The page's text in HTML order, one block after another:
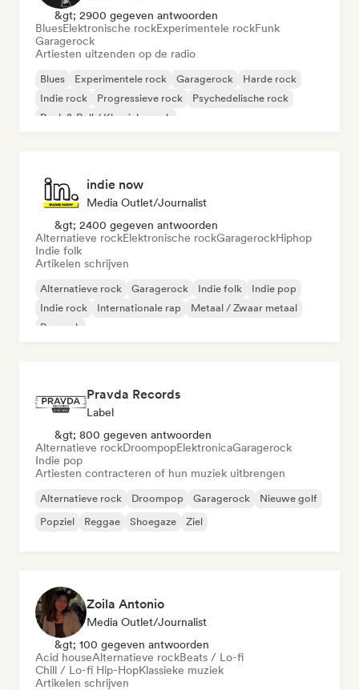
&gt; 2900 gegeven antwoorden
BluesElektronische rockExperimentele rockFunk
Garagerock
Artiesten uitzenden op de radio
Blues Experimentele rock Garagerock
Harde rock
Indie rock
Progressieve rock
Psychedelische rock
Rock & Roll / Klassieke rock
indie now
Media Outlet/Journalist
&gt; 2400 gegeven antwoorden
Alternatieve rockElektronische rockGaragerockHiphop
Indie folk
Artikelen schrijven
Alternatieve rock Garagerock Indie folk
Indie pop
Indie rock
Internationale rap
Metaal / Zwaar metaal
Poprock
Pravda Records
Label
&gt; 800 gegeven antwoorden
Alternatieve rockDroompopElektronicaGaragerock
Indie pop
Artiesten contracteren of hun muziek uitbrengen
Alternatieve rock Droompop Garagerock
Nieuwe golf
Popziel
Reggae Shoegaze Ziel
Zoila Antonio
Media Outlet/Journalist
&gt; 100 gegeven antwoorden
Acid houseAlternatieve rockBeats / Lo-fi
Chill / Lo-fi Hip-HopKlassieke muziek
Artikelen schrijven